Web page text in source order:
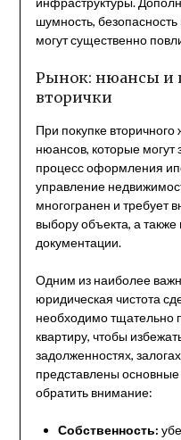
шумность,
могут существенно
Рынок: нюансы и
вторички
При покупке
нюансов, которые могут
процесс оформления
управление
многогранен и требует
выбору объекта, а также
документации.
Одним из наиболее
юридическая чистота
необходимо тщательно
квартиру, чтобы
задолженностях,
представлены
обратить внимание:
Собственность: